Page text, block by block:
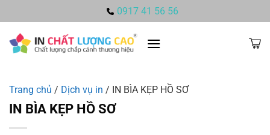
qua
nội
dung
0917 41 56 56
Trang chủ / Dịch vụ in / IN BÌA KẸP HỒ SƠ
IN BÌA KẸP HỒ SƠ